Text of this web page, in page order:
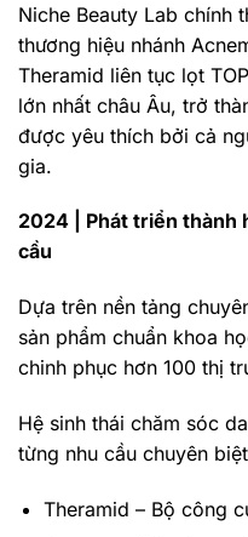
Niche Beauty Lab chính
thương hiệu nhánh
Theramid liên tục lọt
lớn nhất châu Âu, trở
được yêu thích bởi cả
gia.
2024 | Phát triển thành
cầu
Dựa trên nền tảng
sản phẩm chuẩn khoa
chinh phục hơn 100 thị
Hệ sinh thái chăm sóc
từng nhu cầu chuyên
Theramid – Bộ công